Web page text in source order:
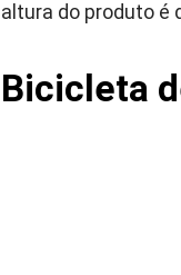
altura do produto é
Bicicleta